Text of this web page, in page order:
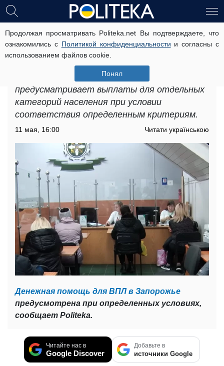
Продолжая просматривать Politeka.net Вы подтверждаете, что
ознакомились с Политикой конфиденциальности и согласны с
использованием файлов cookie.
Понял
Кто может получить до 12 300 грн:
денежная помощь для ВПЛ в
Запорожье
Денежная помощь для ВПЛ в Запорожье
предусматривает выплаты для отдельных
категорий населения при условии
соответствия определенным критериям.
11 мая, 16:00 Читати українською
Денежная помощь для ВПЛ в Запорожье
предусмотрена при определенных условиях,
сообщает Politeka.
Читайте нас в
Google Discover
Добавьте в
источники Google